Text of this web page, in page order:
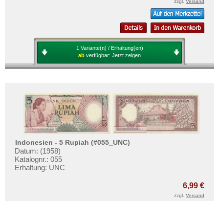
1 Variante(n) / Erhaltung(en)
ab verfügbar: Jetzt zeigen
Indonesien - 5 Rupiah (#055_UNC)
Datum: (1958)
Katalognr.: 055
Erhaltung: UNC
6,99 €
zzgl. Versand